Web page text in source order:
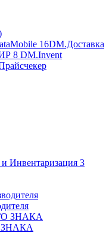
16DM.Доставка
8 DM.Invent
Инвентаризация 3